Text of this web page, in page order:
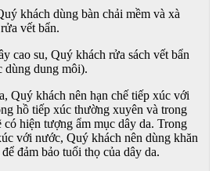
khách dùng bàn chải mềm và xà
vết bẩn.
cao su, Quý khách rửa sách vết bẩn
dùng dung môi).
Quý khách nên hạn chế tiếp xúc với
hồ tiếp xúc thường xuyên và trong
hiện tượng ẩm mục dây da. Trong
với nước, Quý khách nên dùng khăn
đảm bảo tuổi thọ của dây da.